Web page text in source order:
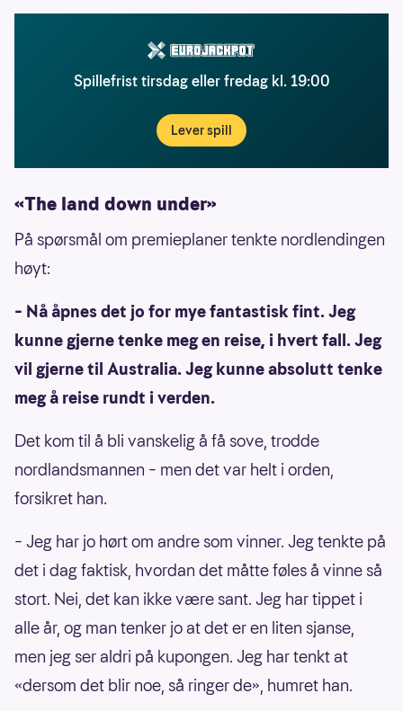
Spillefrist tirsdag eller fredag kl. 19:00
Lever spill
«The land down under»
På spørsmål om premieplaner tenkte nordlendingen
høyt:
– Nå åpnes det jo for mye fantastisk fint. Jeg
kunne gjerne tenke meg en reise, i hvert fall. Jeg
vil gjerne til Australia. Jeg kunne absolutt tenke
meg å reise rundt i verden.
Det kom til å bli vanskelig å få sove, trodde
nordlandsmannen – men det var helt i orden,
forsikret han.
– Jeg har jo hørt om andre som vinner. Jeg tenkte på
det i dag faktisk, hvordan det måtte føles å vinne så
stort. Nei, det kan ikke være sant. Jeg har tippet i
alle år, og man tenker jo at det er en liten sjanse,
men jeg ser aldri på kupongen. Jeg har tenkt at
«dersom det blir noe, så ringer de», humret han.